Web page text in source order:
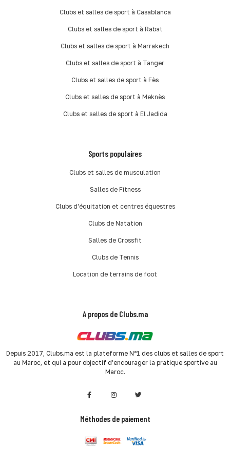
Clubs et salles de sport à Casablanca
Clubs et salles de sport à Rabat
Clubs et salles de sport à Marrakech
Clubs et salles de sport à Tanger
Clubs et salles de sport à Fès
Clubs et salles de sport à Meknès
Clubs et salles de sport à El Jadida
Sports populaires
Clubs et salles de musculation
Salles de Fitness
Clubs d'équitation et centres équestres
Clubs de Natation
Salles de Crossfit
Clubs de Tennis
Location de terrains de foot
A propos de Clubs.ma
Depuis 2017, Clubs.ma est la plateforme N°1 des clubs et salles de sport
au Maroc, et qui a pour objectif d'encourager la pratique sportive au
Maroc.
Méthodes de paiement